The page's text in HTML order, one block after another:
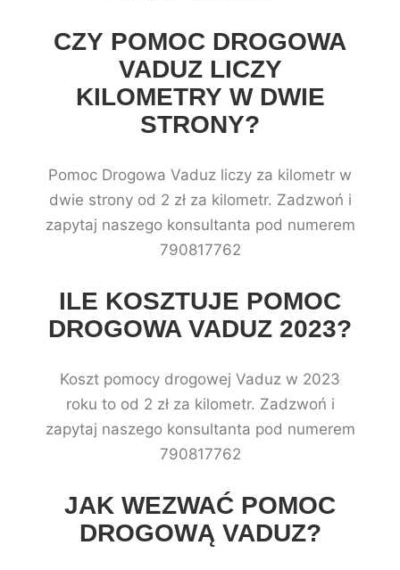
CZY POMOC DROGOWA
VADUZ LICZY
KILOMETRY W DWIE
STRONY?
Pomoc Drogowa Vaduz liczy za kilometr w
dwie strony od 2 zł za kilometr. Zadzwoń i
zapytaj naszego konsultanta pod numerem
790817762
ILE KOSZTUJE POMOC
DROGOWA VADUZ 2023?
Koszt pomocy drogowej Vaduz w 2023
roku to od 2 zł za kilometr. Zadzwoń i
zapytaj naszego konsultanta pod numerem
790817762
JAK WEZWAĆ POMOC
DROGOWĄ VADUZ?